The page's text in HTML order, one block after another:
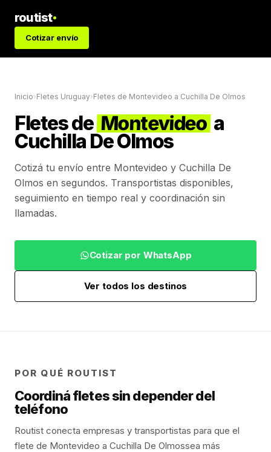
routist
Cotizar envío
Inicio›Fletes Uruguay›Fletes de Montevideo a Cuchilla De Olmos
Fletes de Montevideo a
Cuchilla De Olmos
Cotizá tu envío entre Montevideo y Cuchilla De
Olmos en segundos. Transportistas disponibles,
seguimiento en tiempo real y coordinación sin
llamadas.
Cotizar por WhatsApp
Ver todos los destinos
POR QUÉ ROUTIST
Coordiná fletes sin depender del
teléfono
Routist conecta empresas y transportistas para que el
flete de Montevideo a Cuchilla De Olmossea más